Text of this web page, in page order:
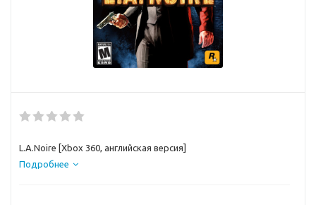
L.A.Noire [Xbox 360, английская версия]
Подробнее